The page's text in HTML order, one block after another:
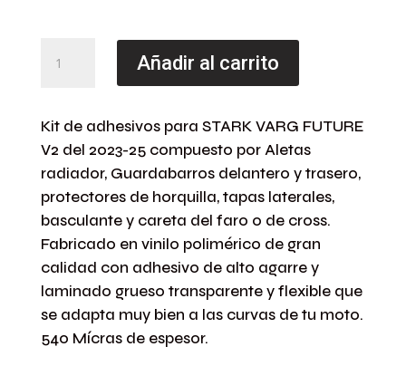
Adhesivos
STARK
VARG
FUTURE
V2
VANGUARD
BR
Añadir al carrito
Kit de adhesivos para STARK VARG FUTURE
V2 del 2023-25 compuesto por Aletas
radiador, Guardabarros delantero y trasero,
protectores de horquilla, tapas laterales,
basculante y careta del faro o de cross.
Fabricado en vinilo polimérico de gran
calidad con adhesivo de alto agarre y
laminado grueso transparente y flexible que
se adapta muy bien a las curvas de tu moto.
540 Mícras de espesor.